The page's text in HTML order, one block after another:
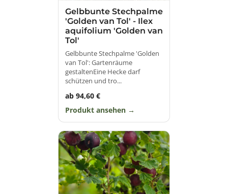
Gelbbunte Stechpalme
'Golden van Tol' - Ilex
aquifolium 'Golden van
Tol'
Gelbbunte Stechpalme 'Golden
van Tol': Gartenräume
gestaltenEine Hecke darf
schützen und tro...
ab 94,60 €
Produkt ansehen